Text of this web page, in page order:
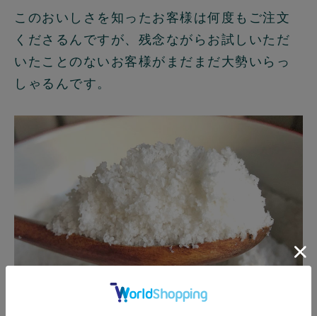
このおいしさを知ったお客様は何度もご注文
くださるんですが、残念ながらお試しいただ
いたことのないお客様がまだまだ大勢いらっ
しゃるんです。